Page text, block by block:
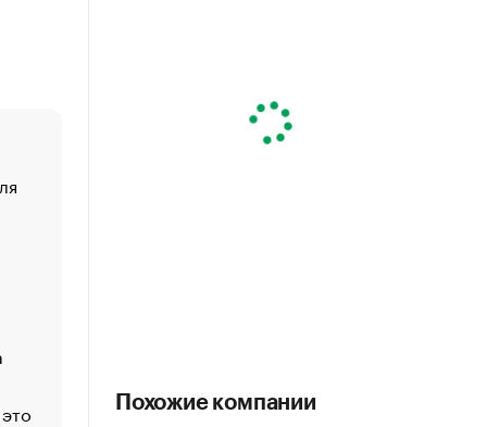
Стресс обеспеченных людей: почему рост доходов
Похожие компании